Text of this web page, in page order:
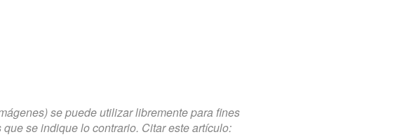
se puede utilizar libremente para fines
se indique lo contrario. Citar este artículo: